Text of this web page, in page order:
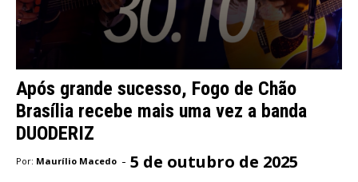
Após grande sucesso, Fogo de Chão
Brasília recebe mais uma vez a banda
DUODERIZ
Por: Maurílio Macedo - 5 de outubro de 2025